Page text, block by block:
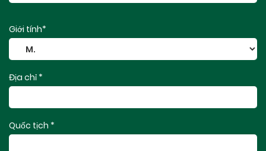
Giới tính*
Địa chỉ *
Quốc tịch *